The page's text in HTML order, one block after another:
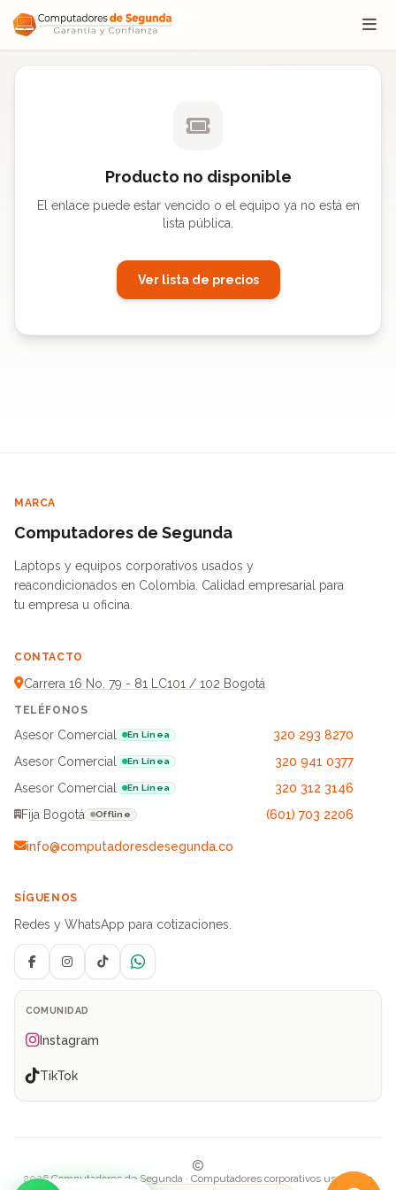
Saltar al contenido
Producto no disponible
El enlace puede estar vencido o el equipo ya no está en
lista pública.
Ver lista de precios
MARCA
Computadores de Segunda
Laptops y equipos corporativos usados y
reacondicionados en Colombia. Calidad empresarial para
tu empresa u oficina.
CONTACTO
Carrera 16 No. 79 - 81 LC101 / 102 Bogotá
TELÉFONOS
Asesor Comercial En Línea
320 293 8270
Asesor Comercial
En Línea
320 941 0377
Asesor Comercial
En Línea
320 312 3146
Fija Bogotá
Offline (601) 703 2206
info@computadoresdesegunda.co
SÍGUENOS
Redes y WhatsApp para cotizaciones.
FacebookInstagramTikTokWhatsApp
COMUNIDAD
Instagram
TikTok
2026 Computadores de Segunda · Computadores corporativos usados en